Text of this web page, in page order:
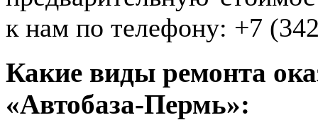
к нам по телефону: +7
Какие виды ремонта
«Автобаза-Пермь»: